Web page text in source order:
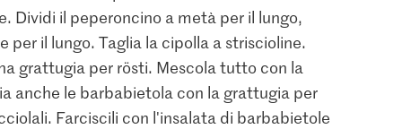
Dividi il peperoncino a metà per il lungo,
per il lungo. Taglia la cipolla a striscioline.
grattugia per rösti. Mescola tutto con la
anche le barbabietola con la grattugia per
Farciscili con l'insalata di barbabietole